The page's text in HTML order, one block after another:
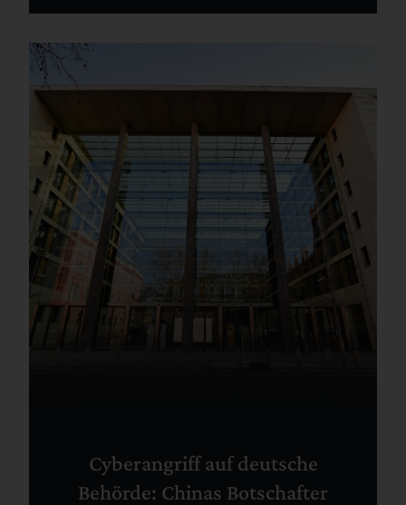
Cyberangriff auf deutsche
Behörde: Chinas Botschafter